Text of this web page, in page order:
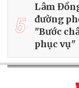
5
Lâm
đường
"Bước
phục vụ"